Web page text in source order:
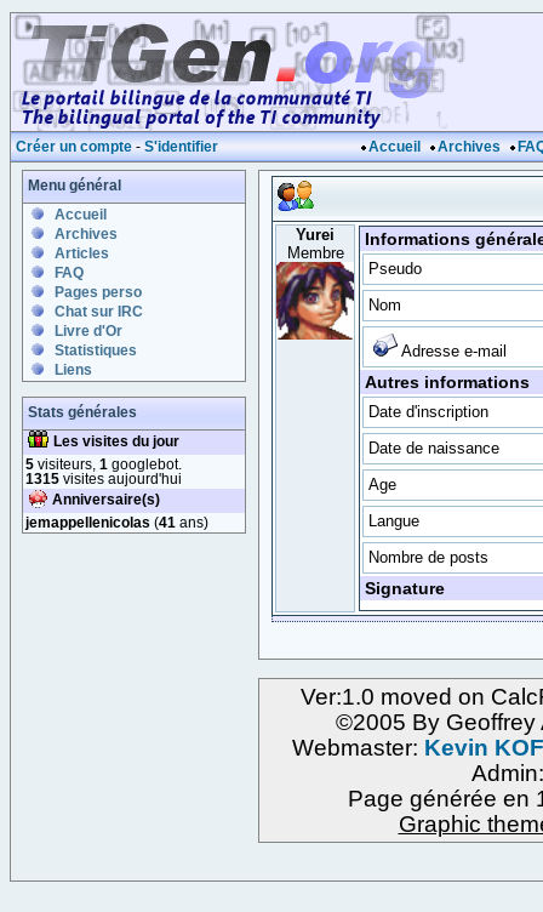
Créer un compte - S'identifier Accueil Archives
Menu général
Accueil
Archives
Articles
FAQ
Pages perso
Chat sur IRC
Livre d'Or
Statistiques
Liens
Stats générales
Les visites du jour
5 visiteurs, 1 googlebot.
1315 visites aujourd'hui
Anniversaire(s)
jemappellenicolas (41 ans)
Yurei
Membre
Informations
Pseudo
Nom
Adresse e-mail
Autres informations
Date d'inscription
Date de naissance
Age
Langue
Nombre de posts
Signature
Ver:1.0 moved on
©2005 By Geoffrey
Webmaster: Kevin
Page générée en
Graphic